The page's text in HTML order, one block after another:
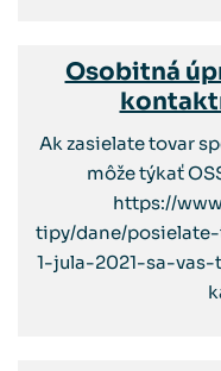
Osobitná
Ak zasielate tovar
môže týkať
https://
tipy/dane/
1-jula-2021-sa-vas-